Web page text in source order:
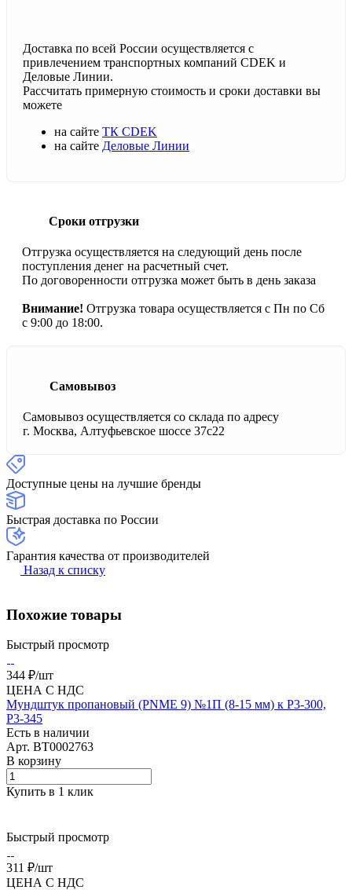
Доставка по всей России осуществляется с
привлечением транспортных компаний CDEK и
Деловые Линии.
Рассчитать примерную стоимость и сроки доставки вы
можете
на сайте ТК CDEK
на сайте Деловые Линии
Сроки отгрузки
Отгрузка осуществляется на следующий день после
поступления денег на расчетный счет.
По договоренности отгрузка может быть в день заказа
Внимание! Отгрузка товара осуществляется с Пн по Сб
с 9:00 до 18:00.
Самовывоз
Самовывоз осуществляется со склада по адресу
г. Москва, Алтуфьевское шоссе 37с22
Доступные цены на лучшие бренды
Быстрая доставка по России
Гарантия качества от производителей
Назад к списку
Похожие товары
Быстрый просмотр
344 ₽/шт
ЦЕНА С НДС
Мундштук пропановый (PNME 9) №1П (8-15 мм) к Р3-300,
Р3-345
Есть в наличии
Арт. BT0002763
В корзину
Купить в 1 клик
Быстрый просмотр
311 ₽/шт
ЦЕНА С НДС